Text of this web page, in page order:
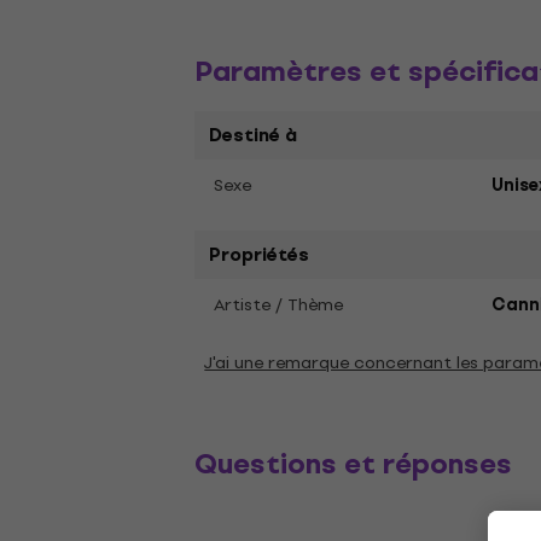
Paramètres et
Destiné à
Sexe
Propriétés
Artiste / Thème
J'ai une remarque concernant les
Questions et réponses